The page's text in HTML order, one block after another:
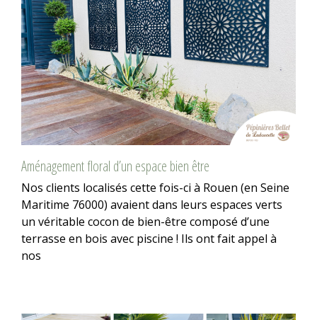
Aménagement floral d’un espace bien être
Nos clients localisés cette fois-ci à Rouen (en Seine
Maritime 76000) avaient dans leurs espaces verts
un véritable cocon de bien-être composé d’une
terrasse en bois avec piscine ! Ils ont fait appel à
nos